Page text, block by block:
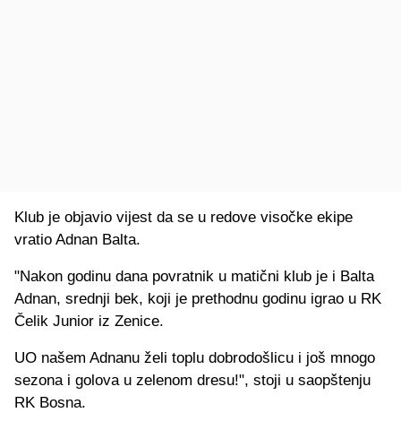
Klub je objavio vijest da se u redove visočke ekipe
vratio Adnan Balta.
"Nakon godinu dana povratnik u matični klub je i Balta
Adnan, srednji bek, koji je prethodnu godinu igrao u RK
Čelik Junior iz Zenice.
UO našem Adnanu želi toplu dobrodošlicu i još mnogo
sezona i golova u zelenom dresu!", stoji u saopštenju
RK Bosna.